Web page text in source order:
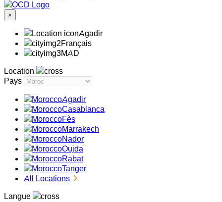
×
Agadir
Français
MAD
Location
Pays
Agadir
Casablanca
Fès
Marrakech
Nador
Oujda
Rabat
Tanger
All Locations
Langue